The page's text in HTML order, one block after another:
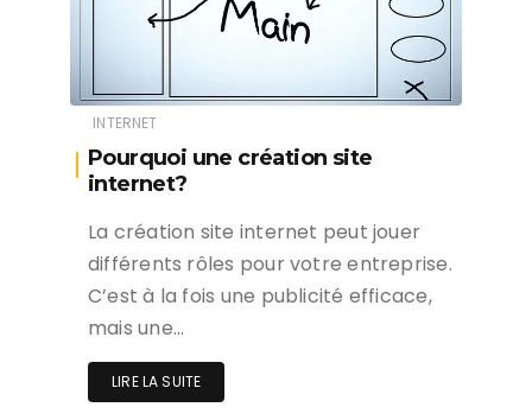
INTERNET
Pourquoi une création site
internet?
La création site internet peut jouer
différents rôles pour votre entreprise.
C’est à la fois une publicité efficace,
mais une…
LIRE LA SUITE